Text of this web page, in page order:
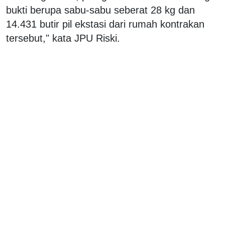
bukti berupa sabu-sabu seberat 28 kg dan
14.431 butir pil ekstasi dari rumah kontrakan
tersebut," kata JPU Riski.